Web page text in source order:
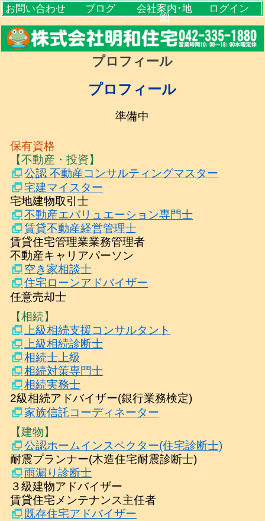
お問い合わせ ブログ
会社案内･地
図
ログイン
プロフィール
プロフィール
準備中
保有資格
【不動産・投資】
公認 不動産コンサルティングマスター
宅建マイスター
宅地建物取引士
不動産エバリュエーション専門士
賃貸不動産経営管理士
賃貸住宅管理業業務管理者
不動産キャリアパーソン
空き家相談士
住宅ローンアドバイザー
任意売却士
【相続】
上級相続支援コンサルタント
上級相続診断士
相続士上級
相続対策専門士
相続実務士
2級相続アドバイザー(銀行業務検定)
家族信託コーディネーター
【建物】
公認ホームインスペクター(住宅診断士)
耐震プランナー(木造住宅耐震診断士)
雨漏り診断士
３級建物アドバイザー
賃貸住宅メンテナンス主任者
既存住宅アドバイザー